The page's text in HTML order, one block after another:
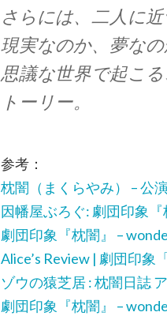
さらには、二人に
現実なのか、夢な
思議な世界で起こ
トーリー。
参考：
枕闇（まくらやみ） – 公
因幡屋ぶろぐ: 劇団印象『
劇団印象『枕闇』 –
Alice’s Review | 劇団印象
ゾウの猿芝居 : 枕闇日誌
劇団印象『枕闇』 –